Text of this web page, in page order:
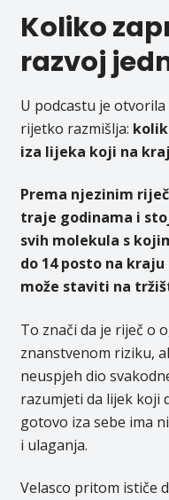
Koliko
razvoj
U podcastu je
rijetko razmišlja:
iza lijeka koji na
Prema njezinim
traje godinama i
svih molekula s
do 14 posto na
može staviti na
To znači da je riječ o
znanstvenom riziku,
neuspjeh dio
razumjeti da lijek koji
gotovo iza sebe ima
i ulaganja.
Velasco pritom ističe